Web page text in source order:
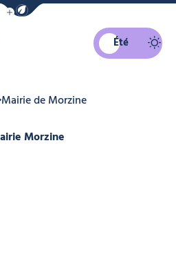
Afficher la barre de navigation du
Été
Mairie de Morzine
Mairie Morzine, © OT Morzine